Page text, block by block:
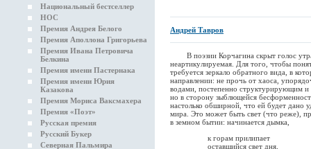
Национальный бестселлер
НОС
Премия Андрея Белого
Премия Аполлона Григорьева
Премия Ивана Петровича
Белкина
Премия имени Пастернака
Премия имени Юрия
Казакова
Премия Мориса Ваксмахера
Премия «Поэт»
Русская премия
Русский Букер
Северная Пальмира
Андрей Тавров
В поэзии Корчагина скрыт голос
неартикулируемая. Для того, чтобы
требуется зеркало обратного вида, в
направлении: не прочь от хаоса,
водами, постепенно структурирующим
но в сторону зыблющейся
настолько обширной, что ей будет дано
мира. Это может быть свет (что реже),
в земном бытии: начинается дымка,
к горам прилипает
оставшийся свет дня,